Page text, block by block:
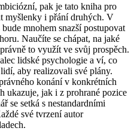
pak je tato kniha pro
myšlenky i přání druhých. V
mnohem snazší postupovat
Naučíte se chápat, na jaké
to využít ve svůj prospěch.
lidské psychologie a ví, co
aby realizovali své plány.
konání v konkrétních
ukazuje, jak i z prohrané pozice
se setká s nestandardními
své tvrzení autor